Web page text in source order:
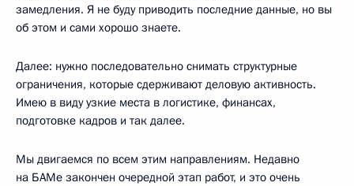
замедления. Я не буду приводить последние данные, но вы
об этом и сами хорошо знаете.
Далее: нужно последовательно снимать структурные
ограничения, которые сдерживают деловую активность.
Имею в виду узкие места в логистике, финансах,
подготовке кадров и так далее.
Мы двигаемся по всем этим направлениям. Недавно
на БАМе закончен очередной этап работ, и это очень